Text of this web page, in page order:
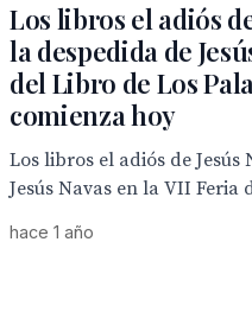
Los libros el adiós
la despedida de
del Libro de Los
comienza hoy
Los libros el adiós de
Jesús Navas en la VII Feria
hace 1 año